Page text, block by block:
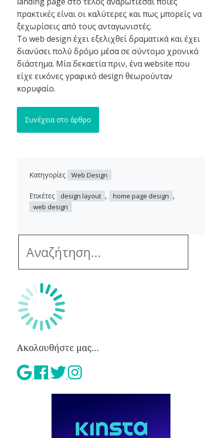
πρακτικές είναι οι καλύτερες και πως μπορείς να
ξεχωρίσεις από τους ανταγωνιστές.
Το web design έχει εξελιχθεί δραματικά και έχει
διανύσει πολύ δρόμο μέσα σε σύντομο χρονικό
διάστημα. Μία δεκαετία πριν, ένα website που
είχε εικόνες γραφικό design θεωρούνταν
κορυφαίο.
Συνέχεια στο άρθρο
Κατηγορίες Web Design
Ετικέτες design layout , home page design ,
web design
Ακολουθήστε μας...